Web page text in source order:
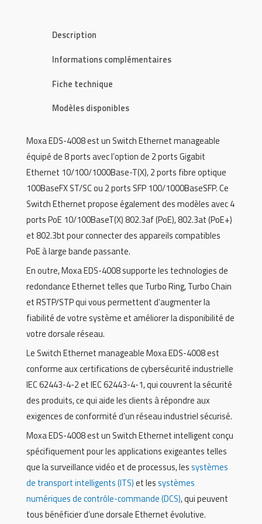
Description
Informations complémentaires
Fiche technique
Modèles disponibles
Moxa EDS-4008 est un Switch Ethernet manageable
équipé de 8 ports avec l’option de 2 ports Gigabit
Ethernet 10/100/1000Base-T(X), 2 ports fibre optique
100BaseFX ST/SC ou 2 ports SFP 100/1000BaseSFP. Ce
Switch Ethernet propose également des modèles avec 4
ports PoE 10/100BaseT(X) 802.3af (PoE), 802.3at (PoE+)
et 802.3bt pour connecter des appareils compatibles
PoE à large bande passante.
En outre, Moxa EDS-4008 supporte les technologies de
redondance Ethernet telles que Turbo Ring, Turbo Chain
et RSTP/STP qui vous permettent d’augmenter la
fiabilité de votre système et améliorer la disponibilité de
votre dorsale réseau.
Le Switch Ethernet manageable Moxa EDS-4008 est
conforme aux certifications de cybersécurité industrielle
IEC 62443-4-2 et IEC 62443-4-1, qui couvrent la sécurité
des produits, ce qui aide les clients à répondre aux
exigences de conformité d’un réseau industriel sécurisé.
Moxa EDS-4008 est un Switch Ethernet intelligent conçu
spécifiquement pour les applications exigeantes telles
que la surveillance vidéo et de processus, lessystèmes
de transport intelligents (ITS)et lessystèmes
numériques de contrôle-commande (DCS), qui peuvent
tous bénéficier d’une dorsale Ethernet évolutive.